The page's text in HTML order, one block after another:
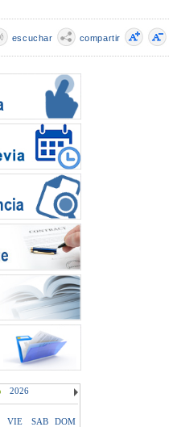
compartir
escuchar
2026
VIE SAB DOM